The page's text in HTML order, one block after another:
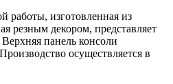
работы, изготовленная из
резным декором, представляет
панель консоли
осуществляется в